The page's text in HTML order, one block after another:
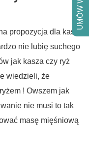
propozycja dla kaszy.
nie lubię suchego
jak kasza czy ryż
wiedzieli, że
! Owszem jak
nie musi to tak
masę mięśniową